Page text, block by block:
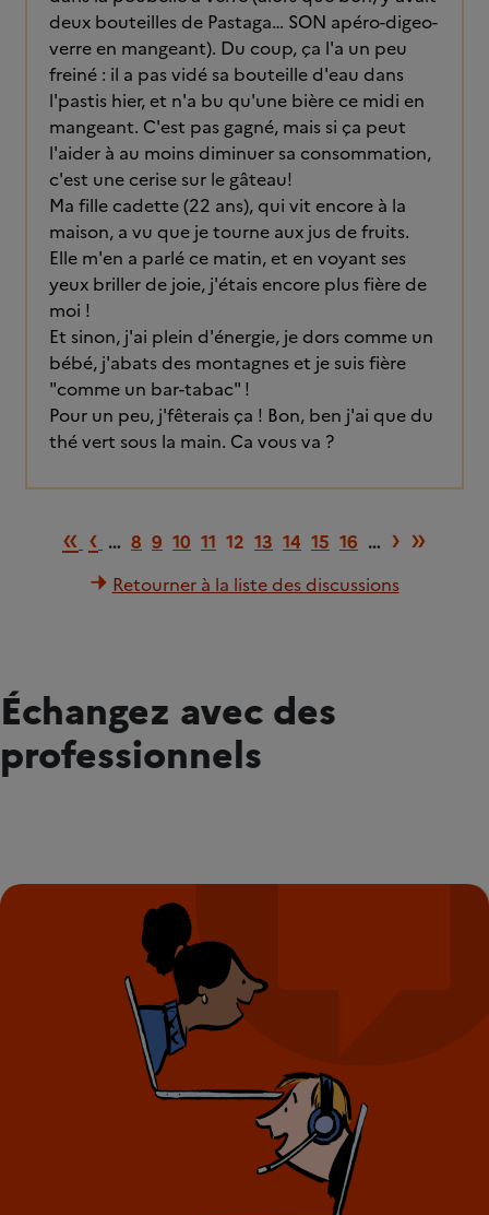
deux bouteilles de Pastaga… SON apéro-digeo-
verre en mangeant). Du coup, ça l'a un peu
freiné : il a pas vidé sa bouteille d'eau dans
l'pastis hier, et n'a bu qu'une bière ce midi en
mangeant. C'est pas gagné, mais si ça peut
l'aider à au moins diminuer sa consommation,
c'est une cerise sur le gâteau!
Ma fille cadette (22 ans), qui vit encore à la
maison, a vu que je tourne aux jus de fruits.
Elle m'en a parlé ce matin, et en voyant ses
yeux briller de joie, j'étais encore plus fière de
moi !
Et sinon, j'ai plein d'énergie, je dors comme un
bébé, j'abats des montagnes et je suis fière
"comme un bar-tabac" !
Pour un peu, j'fêterais ça ! Bon, ben j'ai que du
thé vert sous la main. Ca vous va ?
Première page
« Page précédente
‹ … 8 9 10 11 12 13 14 15 16 … Page
› »
Retourner à la liste des discussions
Échangez avec des
professionnels